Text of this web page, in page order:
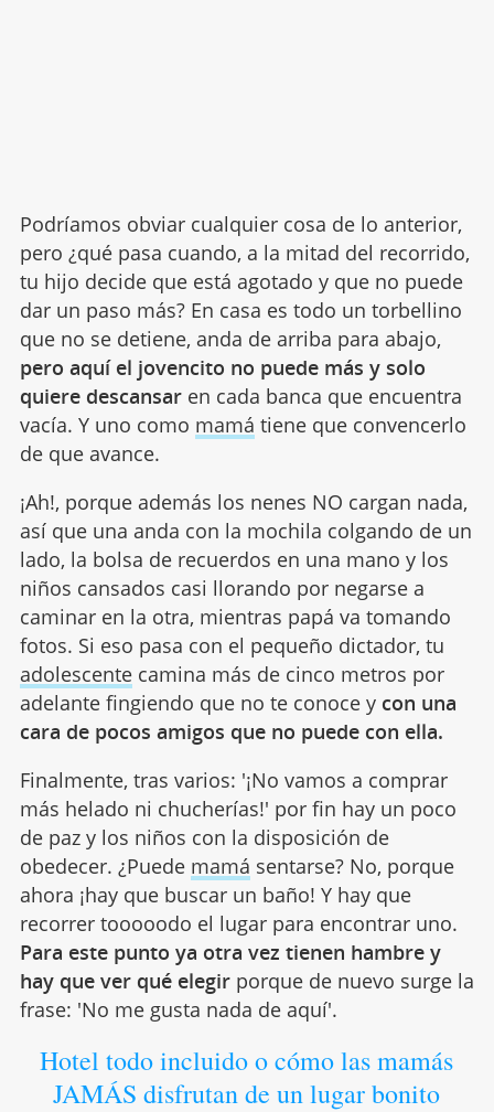
Podríamos obviar cualquier cosa de lo anterior,
pero ¿qué pasa cuando, a la mitad del recorrido,
tu hijo decide que está agotado y que no puede
dar un paso más? En casa es todo un torbellino
que no se detiene, anda de arriba para abajo,
pero aquí el jovencito no puede más y solo
quiere descansaren cada banca que encuentra
vacía. Y uno como mamá tiene que convencerlo
de que avance.
¡Ah!, porque además los nenes NO cargan nada,
así que una anda con la mochila colgando de un
lado, la bolsa de recuerdos en una mano y los
niños cansados casi llorando por negarse a
caminar en la otra, mientras papá va tomando
fotos. Si eso pasa con el pequeño dictador, tu
adolescentecamina más de cinco metros por
adelante fingiendo que no te conoce y con una
cara de pocos amigos que no puede con ella.
Finalmente, tras varios: '¡No vamos a comprar
más helado ni chucherías!' por fin hay un poco
de paz y los niños con la disposición de
obedecer. ¿Puede mamá sentarse? No, porque
ahora ¡hay que buscar un baño! Y hay que
recorrer tooooodo el lugar para encontrar uno.
Para este punto ya otra vez tienen hambre y
hay que ver qué elegirporque de nuevo surge la
frase: 'No me gusta nada de aquí'.
Hotel todo incluido o cómo las mamás
JAMÁS disfrutan de un lugar bonito